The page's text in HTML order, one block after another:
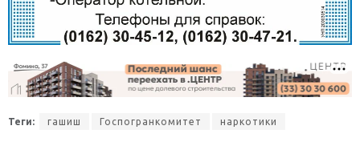
Теги: гашиш Госпогранкомитет наркотики